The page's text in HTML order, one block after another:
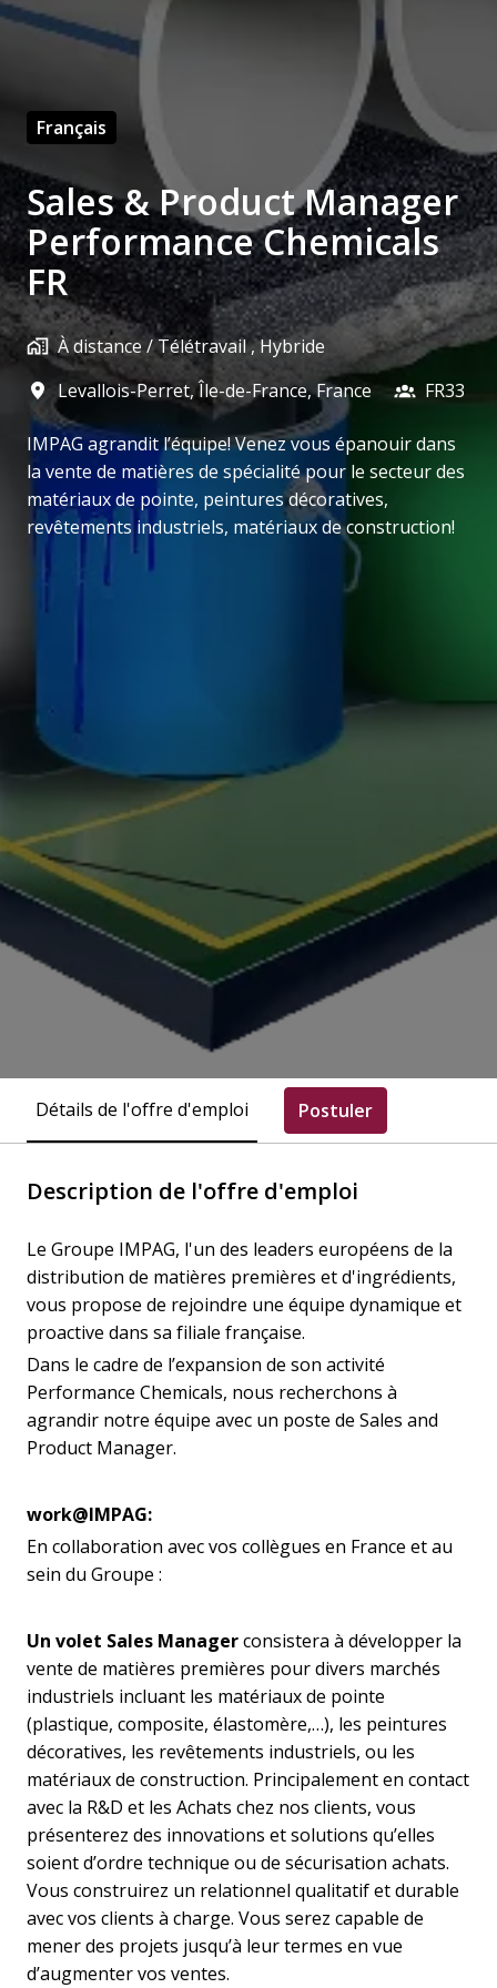
Français
Sales & Product Manager
Performance Chemicals
FR
À distance / Télétravail , Hybride
Levallois-Perret,Île-de-France,France FR33
IMPAG agrandit l’équipe! Venez vous épanouir dans
la vente de matières de spécialité pour le secteur des
matériaux de pointe, peintures décoratives,
revêtements industriels, matériaux de construction!
Détails de l'offre d'emploi Postuler
Description de l'offre d'emploi
Le Groupe IMPAG, l'un des leaders européens de la
distribution de matières premières et d'ingrédients,
vous propose de rejoindre une équipe dynamique et
proactive dans sa filiale française.
Dans le cadre de l’expansion de son activité
Performance Chemicals, nous recherchons à
agrandir notre équipe avec un poste de Sales and
Product Manager.
work@IMPAG:
En collaboration avec vos collègues en France et au
sein du Groupe :
Un volet Sales Managerconsistera à développer la
vente de matières premières pour divers marchés
industriels incluant les matériaux de pointe
(plastique, composite, élastomère,…), les peintures
décoratives, les revêtements industriels, ou les
matériaux de construction. Principalement en contact
avec la R&D et les Achats chez nos clients, vous
présenterez des innovations et solutions qu’elles
soient d’ordre technique ou de sécurisation achats.
Vous construirez un relationnel qualitatif et durable
avec vos clients à charge. Vous serez capable de
mener des projets jusqu’à leur termes en vue
d’augmenter vos ventes.